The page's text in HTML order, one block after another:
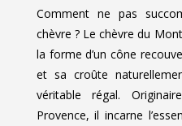
Comment ne pas
chèvre ? Le chèvre du
la forme d’un cône
et sa croûte
véritable régal.
Provence, il incarne